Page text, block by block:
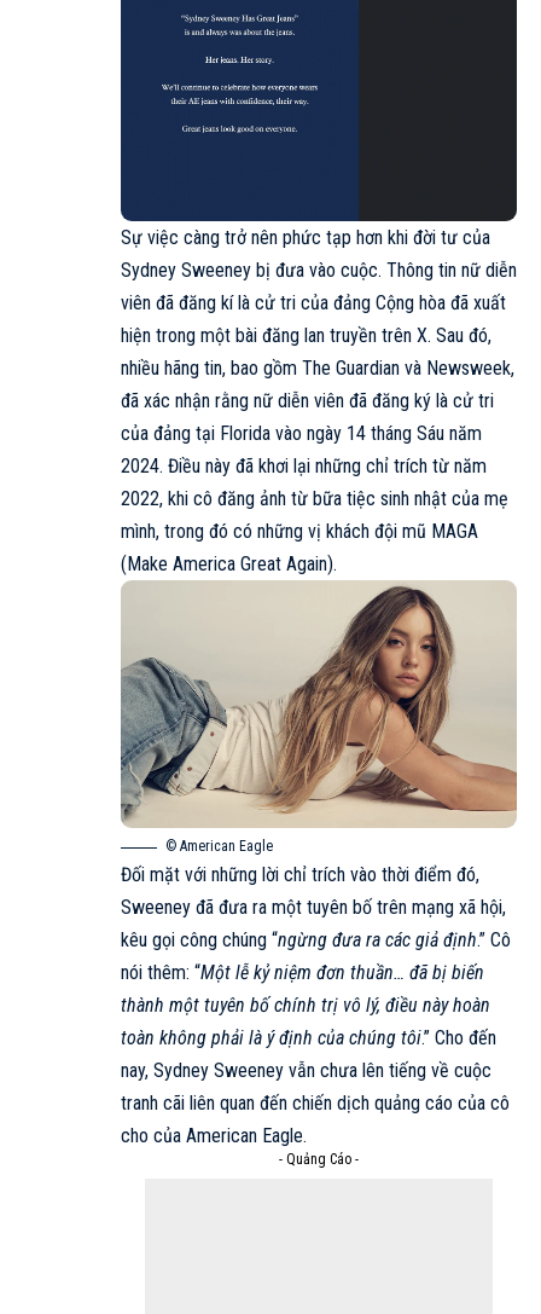
Sự việc càng trở nên phức tạp hơn khi đời tư của
Sydney Sweeney bị đưa vào cuộc. Thông tin nữ diễn
viên đã đăng kí là cử tri của đảng Cộng hòa đã xuất
hiện trong một bài đăng lan truyền trên X. Sau đó,
nhiều hãng tin, bao gồm The Guardian và Newsweek,
đã xác nhận rằng nữ diễn viên đã đăng ký là cử tri
của đảng tại Florida vào ngày 14 tháng Sáu năm
2024. Điều này đã khơi lại những chỉ trích từ năm
2022, khi cô đăng ảnh từ bữa tiệc sinh nhật của mẹ
mình, trong đó có những vị khách đội mũ MAGA
(Make America Great Again).
© American Eagle
Đối mặt với những lời chỉ trích vào thời điểm đó,
Sweeney đã đưa ra một tuyên bố trên mạng xã hội,
kêu gọi công chúng “ngừng đưa ra các giả định.” Cô
nói thêm: “Một lễ kỷ niệm đơn thuần… đã bị biến
thành một tuyên bố chính trị vô lý, điều này hoàn
toàn không phải là ý định của chúng tôi.” Cho đến
nay, Sydney Sweeney vẫn chưa lên tiếng về cuộc
tranh cãi liên quan đến chiến dịch quảng cáo của cô
cho của American Eagle.
- Quảng Cáo -